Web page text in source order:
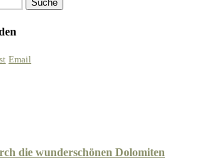
Email
die wunderschönen Dolomiten